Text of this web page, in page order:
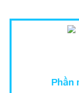
Phần